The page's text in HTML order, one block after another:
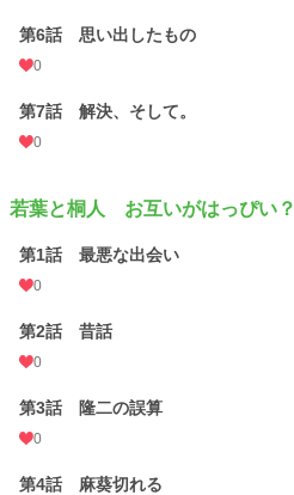
第6話 思い出したもの
0
第7話 解決、そして。
0
若葉と桐人 お互いがはっぴい？
第1話 最悪な出会い
0
第2話 昔話
0
第3話 隆二の誤算
0
第4話 麻葵切れる